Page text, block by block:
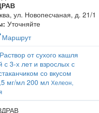
ул. Новопесчаная, д. 21/1
Уточняйте
Маршрут
от сухого кашля
с 3-х лет и взрослых с
со вкусом
мг/мл 200 мл Хелеон,